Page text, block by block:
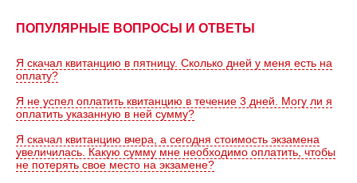
ПОПУЛЯРНЫЕ ВОПРОСЫ И ОТВЕТЫ
Я скачал квитанцию в пятницу. Сколько дней у меня есть на
оплату?
Я не успел оплатить квитанцию в течение 3 дней. Могу ли я
оплатить указанную в ней сумму?
Я скачал квитанцию вчера, а сегодня стоимость экзамена
увеличилась. Какую сумму мне необходимо оплатить, чтобы
не потерять свое место на экзамене?